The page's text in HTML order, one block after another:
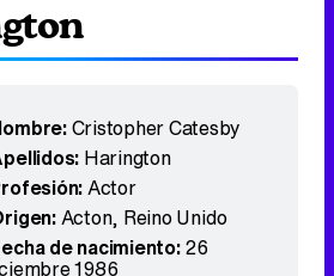
Cristopher Catesby
Harington
Actor
Acton, Reino Unido
de nacimiento:26
1986